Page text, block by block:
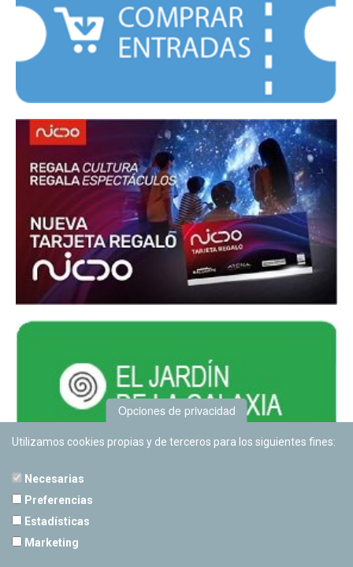
Opciones de privacidad
Utilizamos cookies propias y de terceros para los siguientes fines:
Necesarias
Preferencias
Estadísticas
Marketing